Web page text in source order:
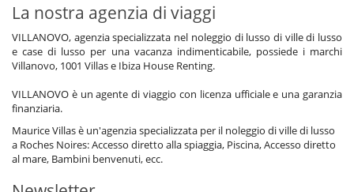
La nostra agenzia di viaggi
VILLANOVO, agenzia specializzata nel noleggio di lusso di ville di lusso
e case di lusso per una vacanza indimenticabile, possiede i marchi
Villanovo, 1001 Villas e Ibiza House Renting.
VILLANOVO è un agente di viaggio con licenza ufficiale e una garanzia
finanziaria.
Maurice Villas è un'agenzia specializzata per il noleggio di ville di lusso
a Roches Noires: Accesso diretto alla spiaggia, Piscina, Accesso diretto
al mare, Bambini benvenuti, ecc.